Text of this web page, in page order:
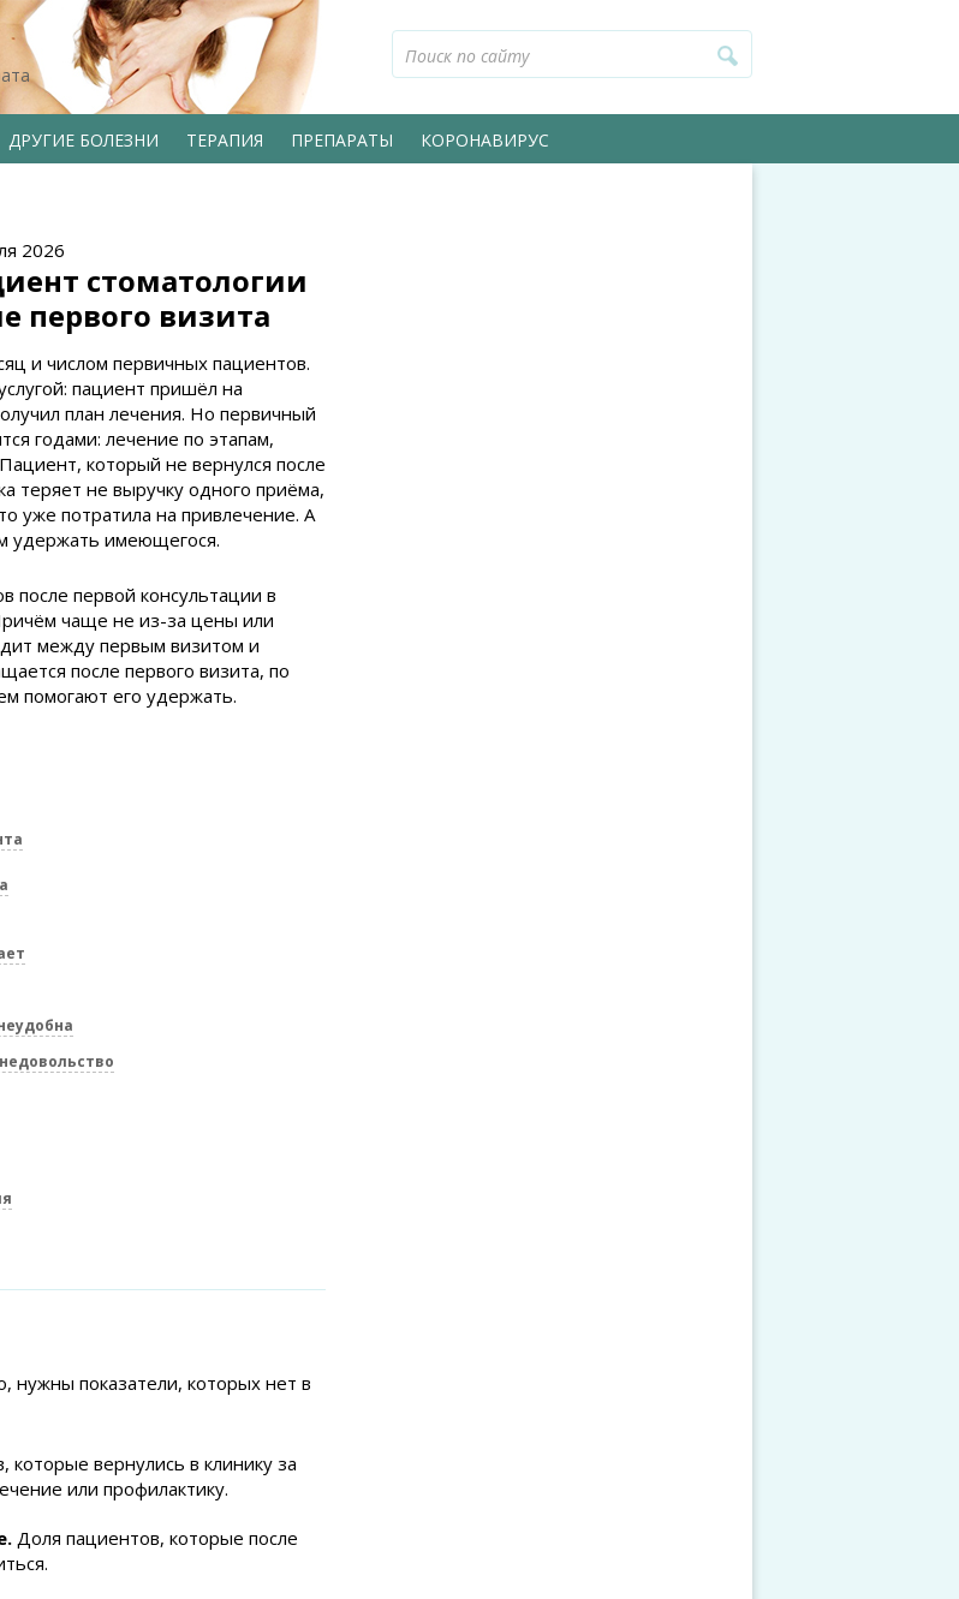
ДРУГИЕ БОЛЕЗНИ ТЕРАПИЯ ПРЕПАРАТЫ КОРОНАВИРУС
2026
стоматологии
первого визита
и числом первичных пациентов.
пациент пришёл на
план лечения. Но первичный
годами: лечение по этапам,
который не вернулся после
теряет не выручку одного приёма,
уже потратила на привлечение. А
удержать имеющегося.
после первой консультации в
чаще не из-за цены или
между первым визитом и
после первого визита, по
помогают его удержать.
нужны показатели, которых нет в
вернулись в клинику за
или профилактику.
Доля пациентов, которые после